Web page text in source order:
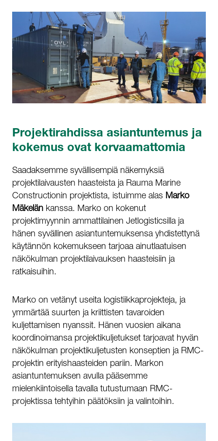
Projektirahdissa asiantuntemus ja
kokemus ovat korvaamattomia
Saadaksemme syvällisempiä näkemyksiä
projektilaivausten haasteista ja Rauma Marine
Constructionin projektista, istuimme alas Marko
Mäkelän kanssa. Marko on kokenut
projektimyynnin ammattilainen Jetlogisticsilla ja
hänen syvällinen asiantuntemuksensa yhdistettynä
käytännön kokemukseen tarjoaa ainutlaatuisen
näkökulman projektilaivauksen haasteisiin ja
ratkaisuihin.
Marko on vetänyt useita logistiikkaprojekteja, ja
ymmärtää suurten ja kriittisten tavaroiden
kuljettamisen nyanssit. Hänen vuosien aikana
koordinoimansa projektikuljetukset tarjoavat hyvän
näkökulman projektikuljetusten konseptien ja RMC-
projektin erityishaasteiden pariin. Markon
asiantuntemuksen avulla pääsemme
mielenkiintoisella tavalla tutustumaan RMC-
projektissa tehtyihin päätöksiin ja valintoihin.